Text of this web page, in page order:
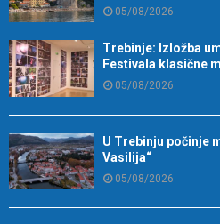
05/08/2026
Trebinje: Izložba
Festivala klasične
05/08/2026
U Trebinju počinje
Vasilija“
05/08/2026